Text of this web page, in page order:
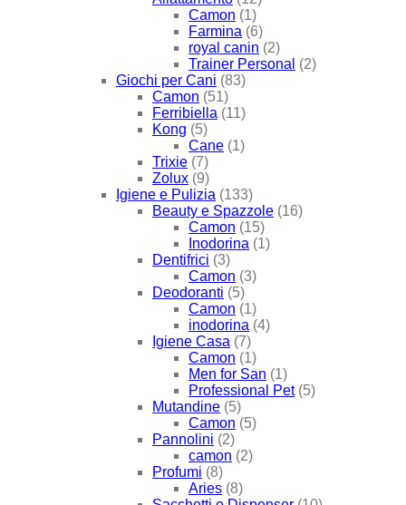
Camon (1)
Farmina (6)
royal canin (2)
Trainer Personal (2)
Giochi per Cani (83)
Camon (51)
Ferribiella (11)
Kong (5)
Cane (1)
Trixie (7)
Zolux (9)
Igiene e Pulizia (133)
Beauty e Spazzole (16)
Camon (15)
Inodorina (1)
Dentifrici (3)
Camon (3)
Deodoranti (5)
Camon (1)
inodorina (4)
Igiene Casa (7)
Camon (1)
Men for San (1)
Professional Pet (5)
Mutandine (5)
Camon (5)
Pannolini (2)
camon (2)
Profumi (8)
Aries (8)